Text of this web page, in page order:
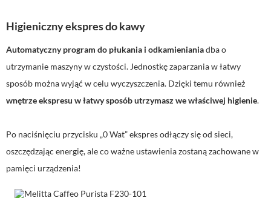
Higieniczny ekspres do kawy
Automatyczny program do płukania i odkamienianiadba o
utrzymanie maszyny w czystości. Jednostkę zaparzania w łatwy
sposób można wyjąć w celu wyczyszczenia. Dzięki temu również
wnętrze ekspresu w łatwy sposób utrzymasz we właściwej higienie.
Po naciśnięciu przycisku „0 Wat” ekspres odłączy się od sieci,
oszczędzając energię, ale co ważne ustawienia zostaną zachowane w
pamięci urządzenia!